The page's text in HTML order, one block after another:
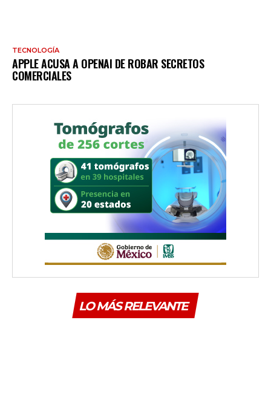
TECNOLOGÍA
APPLE ACUSA A OPENAI DE ROBAR SECRETOS
COMERCIALES
LO MÁS RELEVANTE